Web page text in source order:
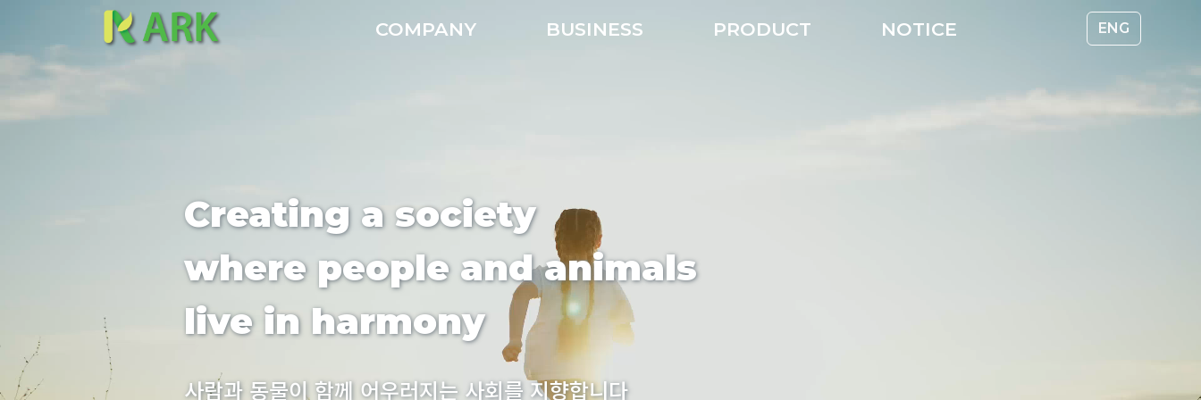
ENG
COMPANY BUSINESS PRODUCT NOTICE
Creating a society
where people and animals
live in harmony
사람과 동물이 함께 어우러지는 사회를 지향합니다